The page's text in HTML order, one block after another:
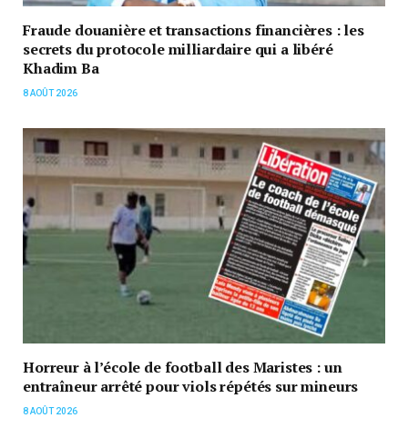
Fraude douanière et transactions financières : les
secrets du protocole milliardaire qui a libéré
Khadim Ba
8 AOÛT 2026
Horreur à l’école de football des Maristes : un
entraîneur arrêté pour viols répétés sur mineurs
8 AOÛT 2026